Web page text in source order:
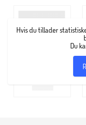
Hvis du tillader
Du